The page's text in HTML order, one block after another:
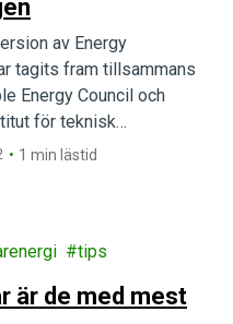
av Energy
tagits fram tillsammans
Energy Council och
för teknisk
1 min lästid
tips
är de med mest